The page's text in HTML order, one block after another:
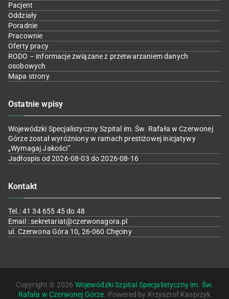
Pacjent
Oddziały
Poradnie
Pracownie
Oferty pracy
RODO – informacje związane z przetwarzaniem danych
osobowych
Mapa strony
Ostatnie wpisy
Wojewódzki Specjalistyczny Szpital im. Św. Rafała w Czerwonej
Górze został wyróżniony w ramach prestiżowej inicjatywy
„Wymagaj Jakości”
Jadłospis od 2026-08-03 do 2026-08-16
Kontakt
Tel.: 41 34 655 45 do 48
Email : sekretariat@czerwonagora.pl
ul. Czerwona Góra 10, 26-060 Chęciny
Copyright © 2026 Wojewódzki Szpital Specjalistyczny im. Św.
Rafała w Czerwonej Górze. Powered by Krzysztof Kasprzyk